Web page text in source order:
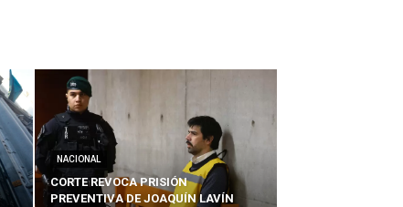
NACIONAL
CORTE REVOCA PRISIÓN
PREVENTIVA DE JOAQUÍN LAVÍN